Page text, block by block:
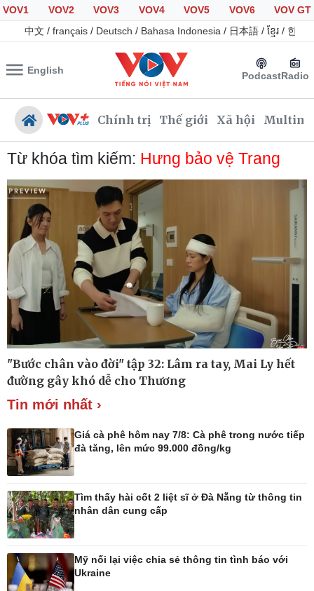
VOV1 VOV2 VOV3 VOV4 VOV5 VOV6
VOV GT
中文 / français / Deutsch / Bahasa Indonesia / 日本語 / ខ្មែរ / 한국
English PodcastRadio
Chính trị Thế giới Xã hội
Chính trị
Đảng
Tổ chức nhân sự
Quốc hội
Nhận diện sự thật
Giáo dục
Dự báo thời tiết
Dấu ấn VOV
Việc làm
Biển đảo
Thế giới
Quan sát
Cuộc sống đó đây
Multimedia
Ảnh
Infographic
Kinh tế
Bất động sản
Khởi nghiệp
Thị trường
Tỷ giá
Từ khóa tìm kiếm: Hưng bảo vệ Trang
"Bước chân vào đời" tập 32: Lâm ra tay, Mai Ly hết
đường gây khó dễ cho Thương
Tin mới nhất ›
Giá cà phê hôm nay 7/8: Cà phê trong nước tiếp
đà tăng, lên mức 99.000 đồng/kg
Tìm thấy hài cốt 2 liệt sĩ ở Đà Nẵng từ thông tin
nhân dân cung cấp
Mỹ nối lại việc chia sẻ thông tin tình báo với
Ukraine